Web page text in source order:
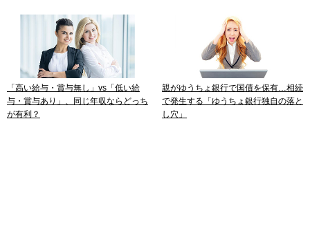
「高い給与・賞与無し」vs「低い給
与・賞与あり」、同じ年収ならどっち
が有利？
親がゆうちょ銀行で国債を保有…相続
で発生する「ゆうちょ銀行独自の落と
し穴」